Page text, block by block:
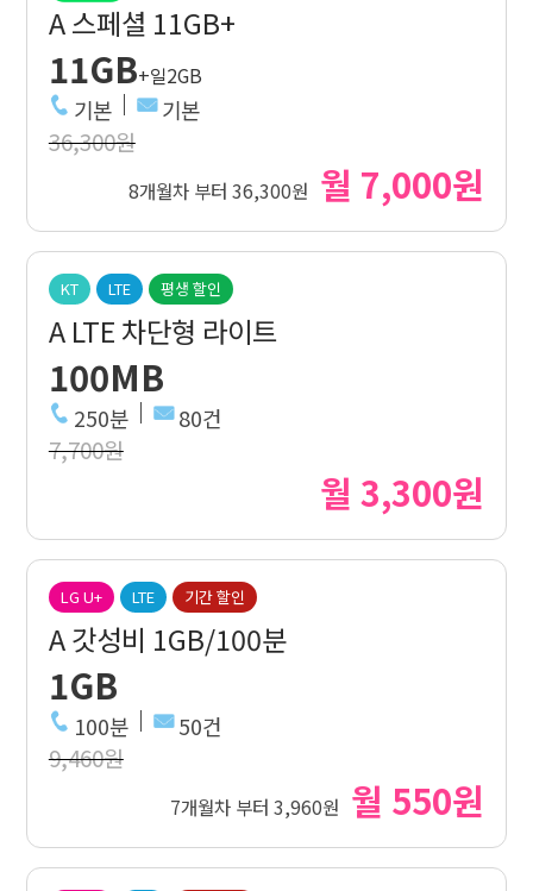
A 스페셜 11GB+
11GB+일2GB
기본 기본
36,300원
8개월차 부터 36,300원 월 7,000원
KT LTE 평생 할인
A LTE 차단형 라이트
100MB
250분 80건
7,700원
월 3,300원
LG U+ LTE 기간 할인
A 갓성비 1GB/100분
1GB
100분 50건
9,460원
7개월차 부터 3,960원 월 550원